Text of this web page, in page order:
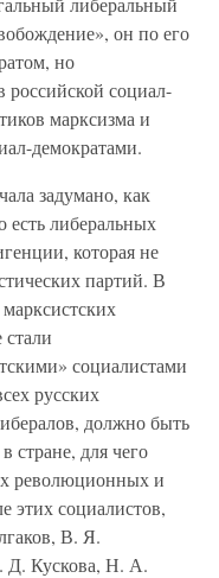
он по его
но
социал-
марксизма и
демократами.
задумано, как
есть либеральных
которая не
партий. В
социалистами
русских
должно быть
стране, для чего
революционных и
этих социалистов,
В. Я.
Д. Кускова, Н. А.